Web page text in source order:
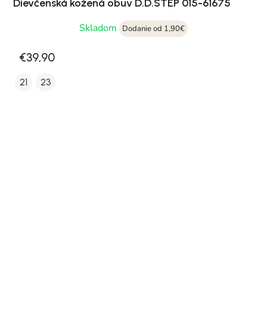
Dievčenská kožená obuv D.D.STEP 015-61675
Skladom
Dodanie od 1,90€
€39,90
21 23